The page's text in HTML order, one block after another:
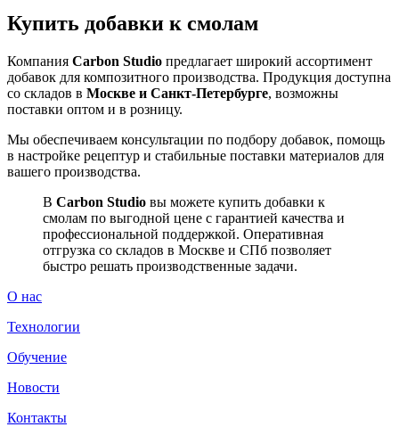
Купить добавки к смолам
Компания Carbon Studio предлагает широкий ассортимент
добавок для композитного производства. Продукция доступна
со складов в Москве и Санкт-Петербурге, возможны
поставки оптом и в розницу.
Мы обеспечиваем консультации по подбору добавок, помощь
в настройке рецептур и стабильные поставки материалов для
вашего производства.
В Carbon Studio вы можете купить добавки к
смолам по выгодной цене с гарантией качества и
профессиональной поддержкой. Оперативная
отгрузка со складов в Москве и СПб позволяет
быстро решать производственные задачи.
О нас
Технологии
Обучение
Новости
Контакты